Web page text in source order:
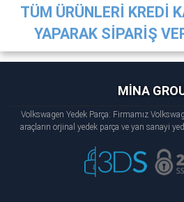
TÜM ÜRÜNLERİ KREDİ
YAPARAK SİPARİŞ
MİNA
Volkswagen Yedek Parça: Firmamız
araçların orjinal yedek parça ve yan sanayi